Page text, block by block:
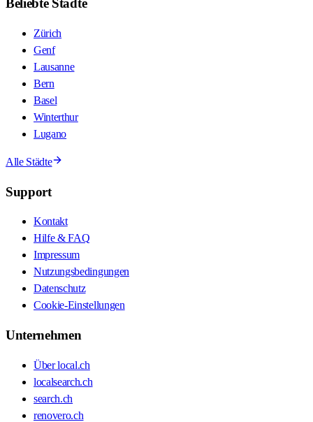
Beliebte Städte
Zürich
Genf
Lausanne
Bern
Basel
Winterthur
Lugano
Alle Städte
Support
Kontakt
Hilfe & FAQ
Impressum
Nutzungsbedingungen
Datenschutz
Cookie-Einstellungen
Unternehmen
Über local.ch
localsearch.ch
search.ch
renovero.ch